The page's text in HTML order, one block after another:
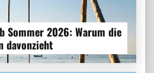
Sommer 2026: Warum die
davonzieht